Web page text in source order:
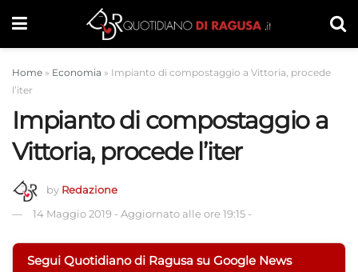
Home » Economia » Impianto di compostaggio a Vittoria, procede
l’iter
Impianto di compostaggio a
Vittoria, procede l’iter
by Redazione
14 Maggio 2019 - Aggiornato alle ore 19:15 -
Segui Quotidiano di Ragusa su Google News